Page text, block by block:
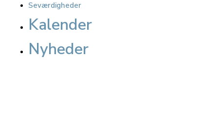
Seværdigheder
Kalender
Nyheder